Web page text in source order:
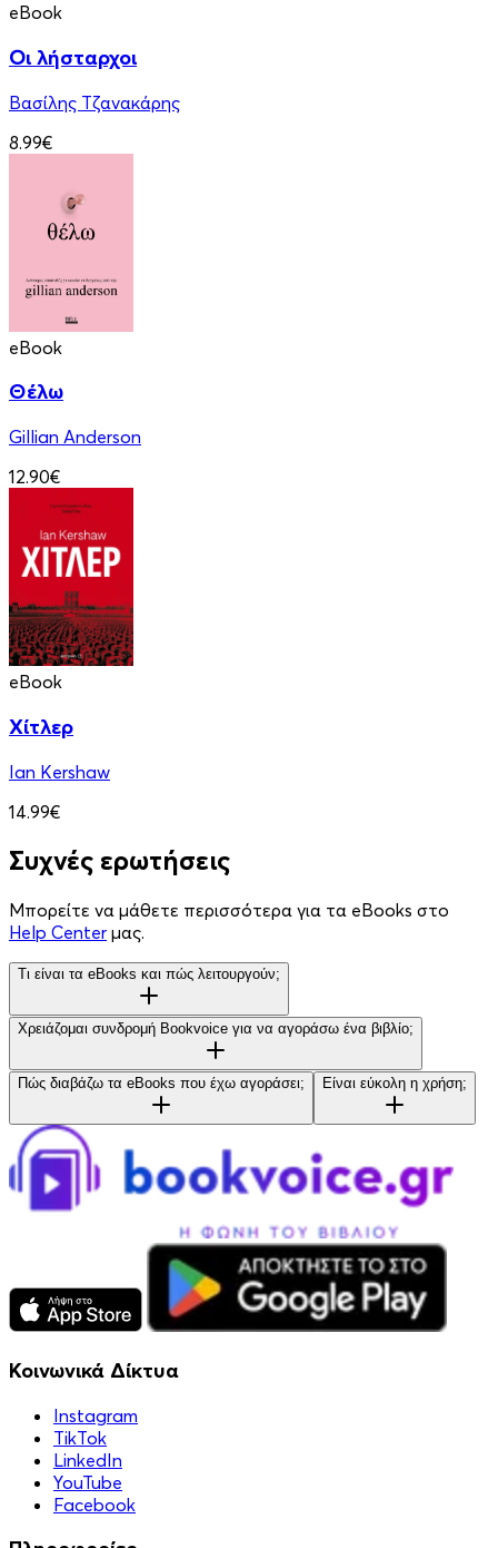
eBook
Οι λήσταρχοι
Βασίλης Τζανακάρης
8.99€
eBook
Θέλω
Gillian Anderson
12.90€
eBook
Χίτλερ
Ian Kershaw
14.99€
Συχνές ερωτήσεις
Μπορείτε να μάθετε περισσότερα για τα eBooks στο
Help Center μας.
Τι είναι τα eBooks και πώς λειτουργούν;
Χρειάζομαι συνδρομή Bookvoice για να αγοράσω ένα βιβλίο;
Πώς διαβάζω τα eBooks που έχω αγοράσει; Είναι εύκολη η χρήση;
Κοινωνικά Δίκτυα
Instagram
TikTok
LinkedIn
YouTube
Facebook